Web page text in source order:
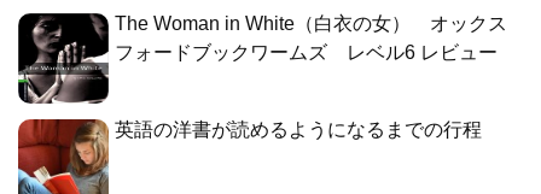
The Woman in White（白衣の女） オックス
フォードブックワームズ レベル6 レビュー
英語の洋書が読めるようになるまでの行程